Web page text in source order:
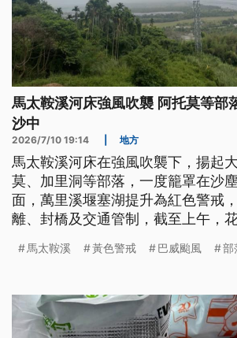
馬太鞍溪河床強風吹襲 阿托莫等部
沙中
2026/7/10 19:14 地方
馬太鞍溪河床在強風吹襲下，揚起
莫、加里洞等部落，一度籠罩在沙
面，萬里溪堰塞湖提升為紅色警戒
離、封橋及交通管制，截至上午，
利堤防，全力降低豪雨可能帶來的
馬太鞍溪 黃色警戒 巴威颱風 部